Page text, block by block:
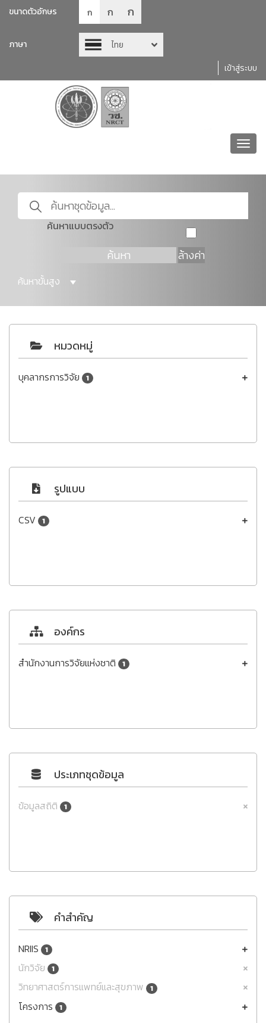
ขนาดตัวอักษร ก ก ก
ภาษา
ไทย
เข้าสู่ระบบ
ค้นหาแบบตรงตัว
ค้นหา ล้างค่า
ค้นหาขั้นสูง
หมวดหมู่
บุคลากรการวิจัย 1
รูปแบบ
CSV 1
องค์กร
สำนักงานการวิจัยแห่งชาติ 1
ประเภทชุดข้อมูล
ข้อมูลสถิติ 1
คำสำคัญ
NRIIS 1
นักวิจัย 1
วิทยาศาสตร์การแพทย์และสุขภาพ 1
โครงการ 1